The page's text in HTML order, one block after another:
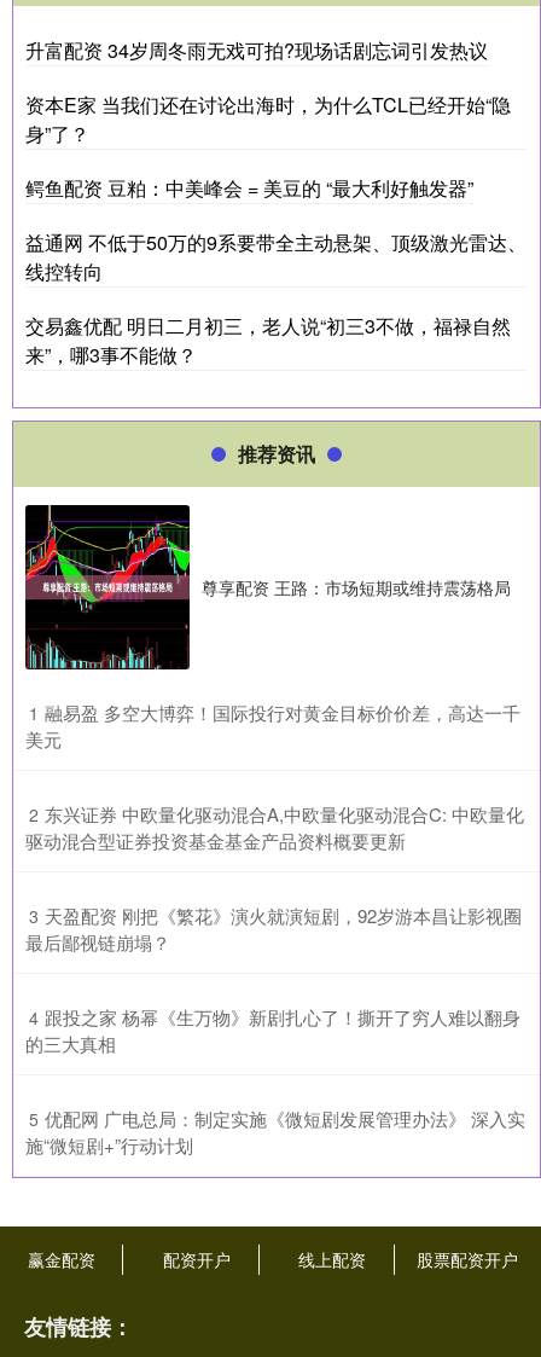
升富配资 34岁周冬雨无戏可拍?现场话剧忘词引发热议
资本E家 当我们还在讨论出海时，为什么TCL已经开始“隐
身”了？
鳄鱼配资 豆粕：中美峰会 = 美豆的 “最大利好触发器”
益通网 不低于50万的9系要带全主动悬架、顶级激光雷达、
线控转向
交易鑫优配 明日二月初三，老人说“初三3不做，福禄自然
来”，哪3事不能做？
推荐资讯
尊享配资 王路：市场短期或维持震荡格局
1 ​融易盈 多空大博弈！国际投行对黄金目标价价差，高达一千
美元
2 ​东兴证券 中欧量化驱动混合A,中欧量化驱动混合C: 中欧量化
驱动混合型证券投资基金基金产品资料概要更新
3 ​天盈配资 刚把《繁花》演火就演短剧，92岁游本昌让影视圈
最后鄙视链崩塌？
4 ​跟投之家 杨幂《生万物》新剧扎心了！撕开了穷人难以翻身
的三大真相
5 ​优配网 广电总局：制定实施《微短剧发展管理办法》 深入实
施“微短剧+”行动计划
赢金配资 配资开户 线上配资 股票配资开户
友情链接：